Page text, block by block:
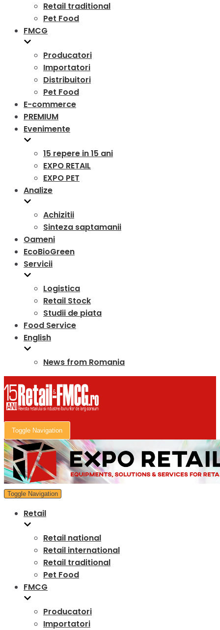
Retail traditional
Pet Food
FMCG
Producatori
Importatori
Distribuitori
Pet Food
E-commerce
PREMIUM
Evenimente
15 repere in 15 ani
EXPO RETAIL
EXPO PET
Analize
Achizitii
Sinteza saptamanii
Oameni
EcoBioGreen
Servicii
Logistica
Retail Stock
Studii de piata
Food Service
English
News from Romania
Toggle Navigation
Toggle Navigation
Retail
Retail national
Retail international
Retail traditional
Pet Food
FMCG
Producatori
Importatori